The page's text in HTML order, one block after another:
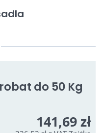
do 50 Kg
141,69 zł